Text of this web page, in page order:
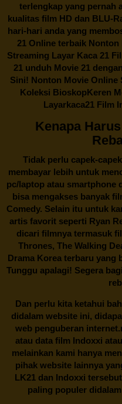
terlengkap yang pernah
kualitas film HD dan BLU-
hari-hari anda yang
21 Online terbaik
Streaming Layar Kaca 21
21 unduh Movie 21
Sini! Nonton Movie Online
Koleksi BioskopKeren
Layarkaca21 Film
Kenapa
Tidak perlu capek-
membayar lebih untuk
pc/laptop atau smartphone
bisa mengakses banyak
Comedy. Selain itu untuk
artis favorit seperti Ryan
dicari filmnya termasuk
Thrones, The Walking
Drama Korea terbaru yang
Tunggu apalagi! Segera
Dan perlu kita ketahui
didalam website ini,
web penguberan internet.
atau data film Indoxxi
melainkan kami hanya
pihak website lainnya
LK21 dan Indoxxi
paling populer